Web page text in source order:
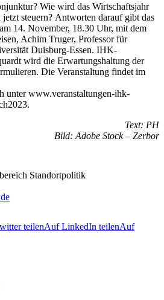
Wie wird das Wirtschaftsjahr
steuern? Antworten darauf gibt das
14. November, 18.30 Uhr, mit dem
Achim Truger, Professor für
Duisburg-Essen. IHK-
wird die Erwartungshaltung der
Die Veranstaltung findet im
unter www.veranstaltungen-ihk-
Text: PH
Bild: Adobe Stock – Zerbor
Standortpolitik
teilenAuf LinkedIn teilenAuf